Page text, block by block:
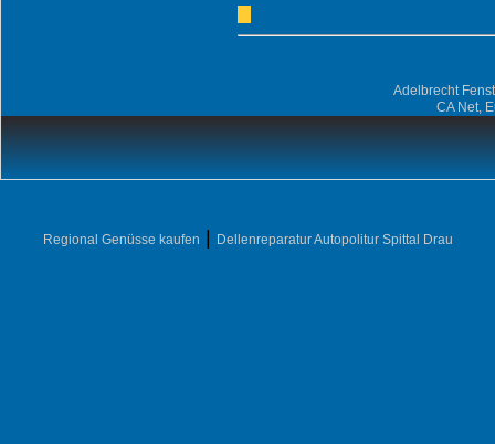
Adelbrecht
CA Net,
Regional Genüsse kaufen Dellenreparatur Autopolitur Spittal Drau